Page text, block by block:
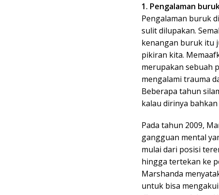
1. Pengalaman
Pengalaman buruk
sulit dilupakan.
kenangan buruk itu
pikiran kita.
merupakan sebuah
mengalami trauma
Beberapa tahun
kalau dirinya
Pada tahun 2009,
gangguan mental
mulai dari posisi
hingga tertekan ke
Marshanda
untuk bisa